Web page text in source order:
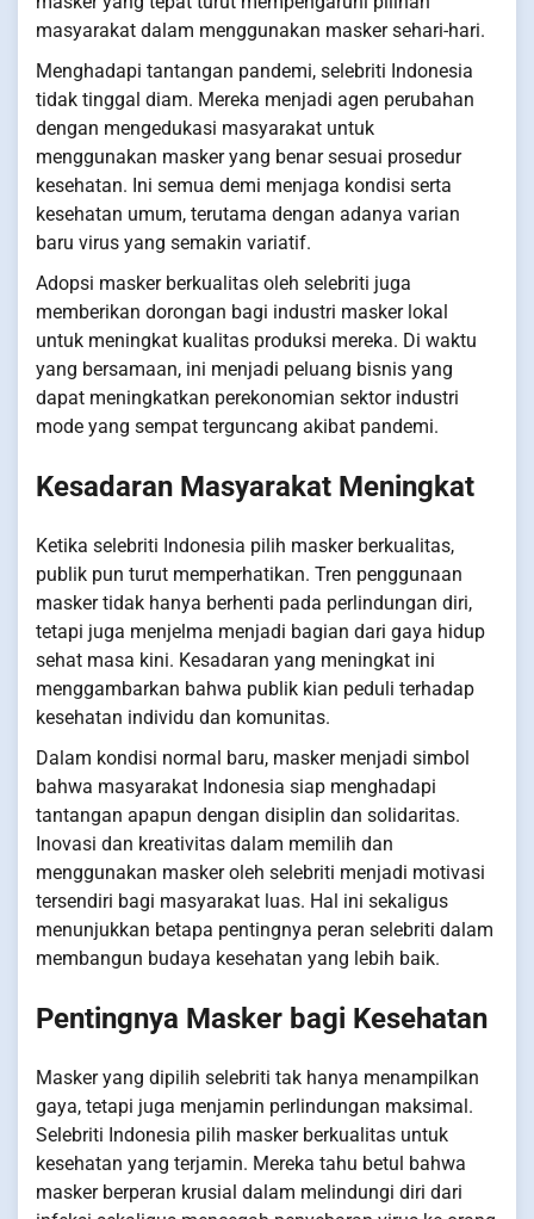
masyarakat dalam menggunakan masker sehari-hari.
Menghadapi tantangan pandemi, selebriti Indonesia
tidak tinggal diam. Mereka menjadi agen perubahan
dengan mengedukasi masyarakat untuk
menggunakan masker yang benar sesuai prosedur
kesehatan. Ini semua demi menjaga kondisi serta
kesehatan umum, terutama dengan adanya varian
baru virus yang semakin variatif.
Adopsi masker berkualitas oleh selebriti juga
memberikan dorongan bagi industri masker lokal
untuk meningkat kualitas produksi mereka. Di waktu
yang bersamaan, ini menjadi peluang bisnis yang
dapat meningkatkan perekonomian sektor industri
mode yang sempat terguncang akibat pandemi.
Kesadaran Masyarakat Meningkat
Ketika selebriti Indonesia pilih masker berkualitas,
publik pun turut memperhatikan. Tren penggunaan
masker tidak hanya berhenti pada perlindungan diri,
tetapi juga menjelma menjadi bagian dari gaya hidup
sehat masa kini. Kesadaran yang meningkat ini
menggambarkan bahwa publik kian peduli terhadap
kesehatan individu dan komunitas.
Dalam kondisi normal baru, masker menjadi simbol
bahwa masyarakat Indonesia siap menghadapi
tantangan apapun dengan disiplin dan solidaritas.
Inovasi dan kreativitas dalam memilih dan
menggunakan masker oleh selebriti menjadi motivasi
tersendiri bagi masyarakat luas. Hal ini sekaligus
menunjukkan betapa pentingnya peran selebriti dalam
membangun budaya kesehatan yang lebih baik.
Pentingnya Masker bagi Kesehatan
Masker yang dipilih selebriti tak hanya menampilkan
gaya, tetapi juga menjamin perlindungan maksimal.
Selebriti Indonesia pilih masker berkualitas untuk
kesehatan yang terjamin. Mereka tahu betul bahwa
masker berperan krusial dalam melindungi diri dari